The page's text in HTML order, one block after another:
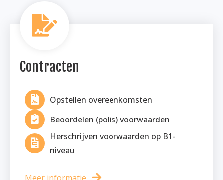
Contracten
Opstellen overeenkomsten
Beoordelen (polis) voorwaarden
Herschrijven voorwaarden op B1-
niveau
Meer informatie